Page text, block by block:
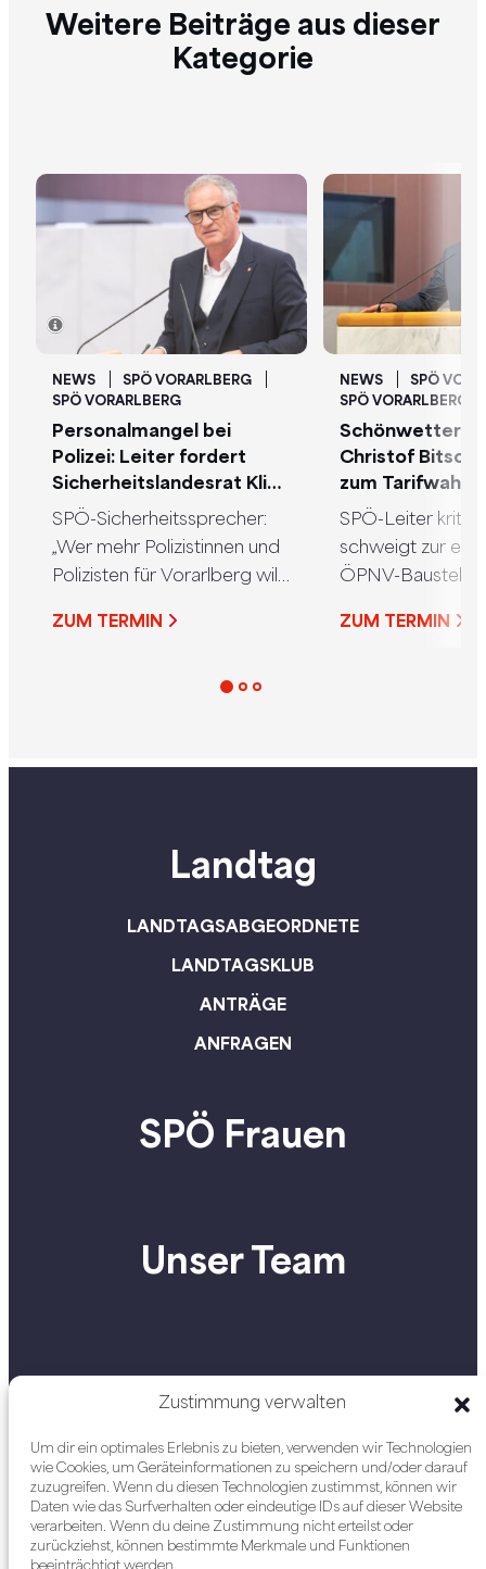
Zustimmung verwalten
Um dir ein optimales Erlebnis zu bieten, verwenden wir Technologien
wie Cookies, um Geräteinformationen zu speichern und/oder darauf
zuzugreifen. Wenn du diesen Technologien zustimmst, können wir
Daten wie das Surfverhalten oder eindeutige IDs auf dieser Website
verarbeiten. Wenn du deine Zustimmung nicht erteilst oder
zurückziehst, können bestimmte Merkmale und Funktionen
Weitere Beiträge aus dieser
Kategorie
NEWS
SPÖ VORARLBERG
SPÖ VORARLBERG
Personalmangel bei
Polizei: Leiter fordert
Sicherheitslandesrat Klien
zum Handeln auf und
verlangt „Vorarlberg-
Bonus“
SPÖ-Sicherheitssprecher:
„Wer mehr Polizistinnen und
Polizisten für Vorarlberg will,
ZUM TERMIN
NEWS
SPÖ
SPÖ VORARLBERG
Christof
zum
SPÖ-Leiter
schweigt zur
ÖPNV-Baustelle
ZUM TERMIN
Landtag
LANDTAGSABGEORDNETE
LANDTAGSKLUB
ANTRÄGE
ANFRAGEN
SPÖ Frauen
Unser Team